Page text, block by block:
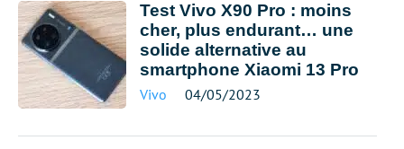
Test Vivo X90 Pro : moins
cher, plus endurant… une
solide alternative au
smartphone Xiaomi 13 Pro
Vivo 04/05/2023